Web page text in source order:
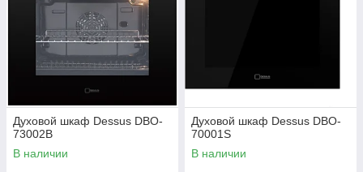
Духовой шкаф Dessus DBO-
73002B
В наличии
Духовой шкаф Dessus DBO-
70001S
В наличии